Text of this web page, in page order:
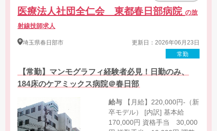
医療法人社団全仁会 東都春日部病院の放
射線技師求人
埼玉県春日部市
更新日：2026年06月23日
常勤
【常勤】マンモグラフィ経験者必見！日勤のみ、
184床のケアミックス病院＠春日部
給与
卒モデル） [内訳] 基本給
170,000円 資格手当 30,000